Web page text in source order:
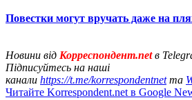
Повестки могут вручать даже на
Новини від Корреспондент.netв
Підписуйтесь на наші
канали https://t.me/korrespondentnetта
Читайте Korrespondent.net в Google